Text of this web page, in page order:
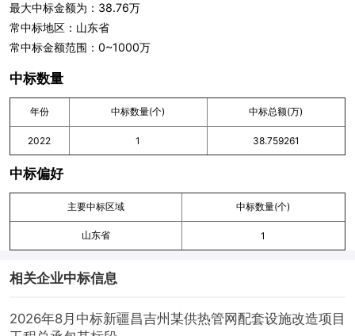
最大中标金额为：38.76万
常中标地区：山东省
常中标金额范围：0~1000万
中标数量
年份 中标数量(个) 中标总额(万)
2022 1 38.759261
中标偏好
主要中标区域 中标数量(个)
山东省 1
相关企业中标信息
2026年8月中标新疆昌吉州某供热管网配套设施改造项目